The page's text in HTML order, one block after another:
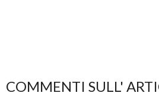
COMMENTI SULL'